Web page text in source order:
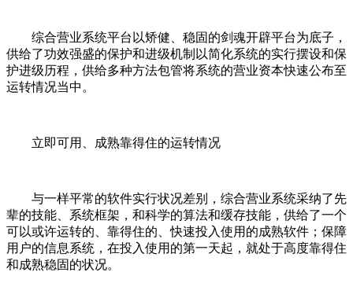
综合营业系统平台以矫健、稳固的剑魂开辟平台为底子，
供给了功效强盛的保护和进级机制以简化系统的实行摆设和保
护进级历程，供给多种方法包管将系统的营业资本快速公布至
运转情况当中。
立即可用、成熟靠得住的运转情况
与一样平常的软件实行状况差别，综合营业系统采纳了先
辈的技能、系统框架，和科学的算法和缓存技能，供给了一个
可以或许运转的、靠得住的、快速投入使用的成熟软件；保障
用户的信息系统，在投入使用的第一天起，就处于高度靠得住
和成熟稳固的状况。